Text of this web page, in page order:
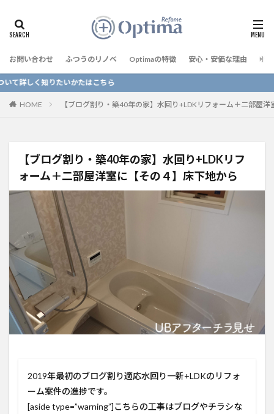
お問い合わせ ふつうのリノベ Optimaの特徴 安心・安価な理由 予
りたいかたはこちら
HOME 【ブログ割り・築40年の家】水回り+LDKリフォーム＋二部屋
【ブログ割り・築40年の家】水回り+LDKリフ
ォーム＋二部屋洋室に【その４】床下地から
2019年最初のブログ割り適応水回り一新+LDKのリフォ
ーム案件の進捗です。
[aside type=”warning”]こちらの工事はブログやチラシな